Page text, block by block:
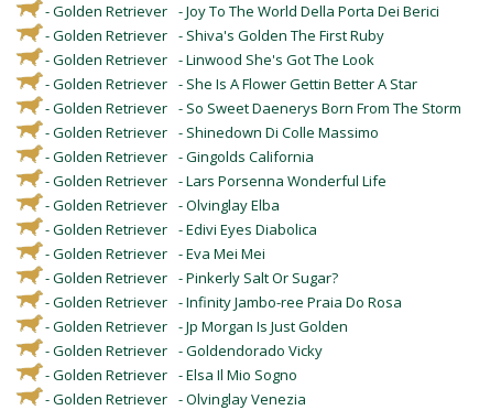
- Golden Retriever - Joy To The World Della Porta Dei Berici
- Golden Retriever - Shiva's Golden The First Ruby
- Golden Retriever - Linwood She's Got The Look
- Golden Retriever - She Is A Flower Gettin Better A Star
- Golden Retriever - So Sweet Daenerys Born From The Storm
- Golden Retriever - Shinedown Di Colle Massimo
- Golden Retriever - Gingolds California
- Golden Retriever - Lars Porsenna Wonderful Life
- Golden Retriever - Olvinglay Elba
- Golden Retriever - Edivi Eyes Diabolica
- Golden Retriever - Eva Mei Mei
- Golden Retriever - Pinkerly Salt Or Sugar?
- Golden Retriever - Infinity Jambo-ree Praia Do Rosa
- Golden Retriever - Jp Morgan Is Just Golden
- Golden Retriever - Goldendorado Vicky
- Golden Retriever - Elsa Il Mio Sogno
- Golden Retriever - Olvinglay Venezia